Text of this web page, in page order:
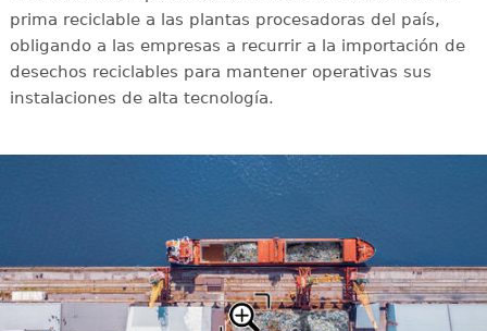
prima reciclable a las plantas procesadoras del país,
obligando a las empresas a recurrir a la importación de
desechos reciclables para mantener operativas sus
instalaciones de alta tecnología.